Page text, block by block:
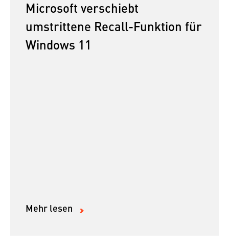
Microsoft verschiebt
umstrittene Recall-Funktion für
Windows 11
Mehr lesen